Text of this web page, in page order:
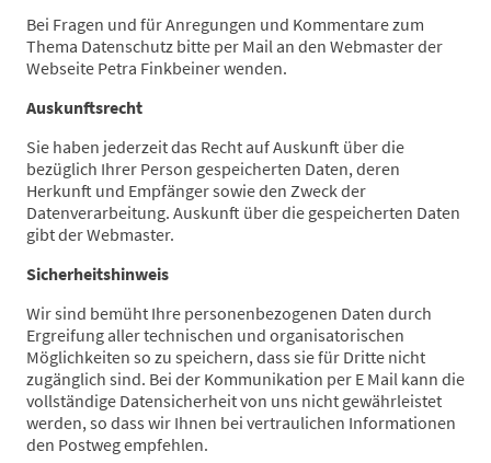
Bei Fragen und für Anregungen und Kommentare zum
Thema Datenschutz bitte per Mail an den Webmaster der
Webseite Petra Finkbeiner wenden.
Auskunftsrecht
Sie haben jederzeit das Recht auf Auskunft über die
bezüglich Ihrer Person gespeicherten Daten, deren
Herkunft und Empfänger sowie den Zweck der
Datenverarbeitung. Auskunft über die gespeicherten Daten
gibt der Webmaster.
Sicherheitshinweis
Wir sind bemüht Ihre personenbezogenen Daten durch
Ergreifung aller technischen und organisatorischen
Möglichkeiten so zu speichern, dass sie für Dritte nicht
zugänglich sind. Bei der Kommunikation per E Mail kann die
vollständige Datensicherheit von uns nicht gewährleistet
werden, so dass wir Ihnen bei vertraulichen Informationen
den Postweg empfehlen.